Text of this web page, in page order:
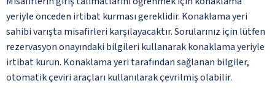
yeriyle önceden irtibat kurması gereklidir. Konaklama yeri
sahibi varışta misafirleri karşılayacaktır. Sorularınız için lütfen
rezervasyon onayındaki bilgileri kullanarak konaklama yeriyle
irtibat kurun. Konaklama yeri tarafından sağlanan bilgiler,
otomatik çeviri araçları kullanılarak çevrilmiş olabilir.